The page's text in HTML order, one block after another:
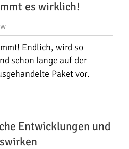
es wirklich!
Endlich, wird so
schon lange auf der
Paket vor.
Entwicklungen und